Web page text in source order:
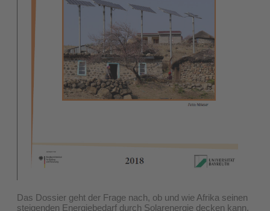
Das Dossier geht der Frage nach, ob und wie Afrika seinen
steigenden Energiebedarf durch Solarenergie decken kann.